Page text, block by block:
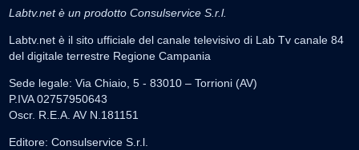
Labtv.net è un prodotto Consulservice S.r.l.
Labtv.net è il sito ufficiale del canale televisivo di Lab Tv canale 84
del digitale terrestre Regione Campania
Sede legale: Via Chiaio, 5 - 83010 – Torrioni (AV)
P.IVA 02757950643
Oscr. R.E.A. AV N.181151
Editore: Consulservice S.r.l.